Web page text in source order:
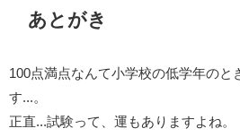
あとがき
100点満点なんて小学校の低学年のと
す...。
正直...試験って、運もありますよね。